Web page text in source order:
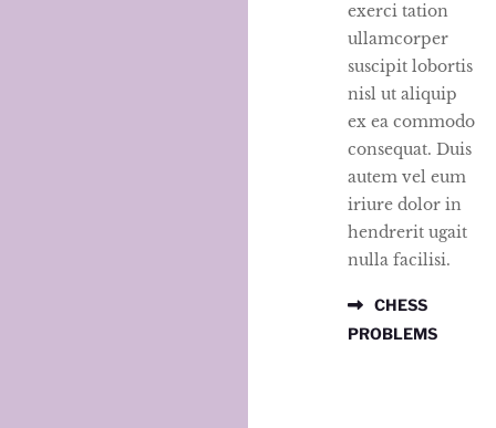
exerci tation
ullamcorper
suscipit lobortis
nisl ut aliquip
ex ea commodo
consequat. Duis
autem vel eum
iriure dolor in
hendrerit ugait
nulla facilisi.
CHESS
PROBLEMS